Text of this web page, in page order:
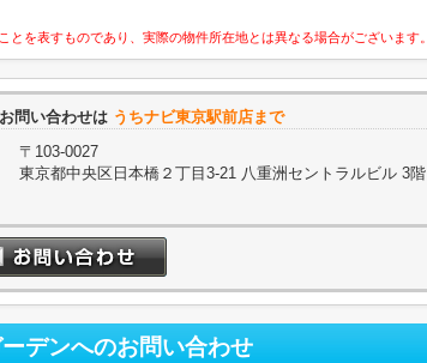
を表すものであり、実際の物件所在地とは異なる場合がございます。
問い合わせは うちナビ東京駅前店まで
〒103-0027
東京都中央区日本橋２丁目3-21 八重洲セントラルビル 3階
デンへのお問い合わせ